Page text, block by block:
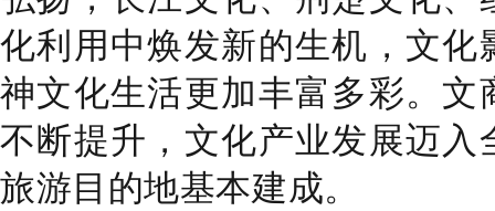
化利用中焕发新的生机， 文化
神文化生活更加丰富多彩。 文
不断提升，文化产业发展迈入
旅游目的地基本建成。